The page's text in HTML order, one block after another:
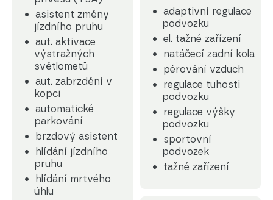
asistent změny
jízdního pruhu
aut. aktivace
výstražných
světlometů
aut. zabrzdění v
kopci
automatické
parkování
brzdový asistent
hlídání jízdního
pruhu
hlídání mrtvého
úhlu
adaptivní regulace
podvozku
el. tažné zařízení
natáčecí zadní kola
pérování vzduch
regulace tuhosti
podvozku
regulace výšky
podvozku
sportovní
podvozek
tažné zařízení